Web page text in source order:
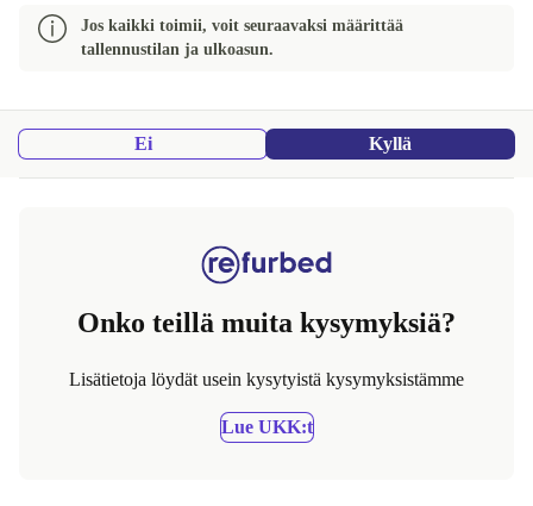
Jos kaikki toimii, voit seuraavaksi määrittää
tallennustilan ja ulkoasun.
Ei Kyllä
Onko teillä muita kysymyksiä?
Lisätietoja löydät usein kysytyistä kysymyksistämme
Lue UKK:t